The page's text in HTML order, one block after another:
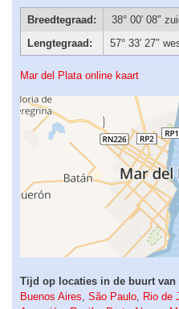
Breedtegraad:
38° 00′ 08″
Lengtegraad:
57° 33′ 27″
Mar del Plata online kaart
Tijd op locaties in de buurt van
Buenos Aires, São Paulo, Rio de